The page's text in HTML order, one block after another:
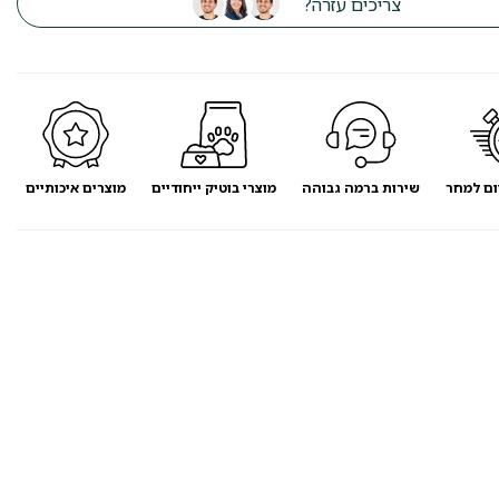
למחר שירות ברמה גבוהה מוצרי בוטיק ייחודיים מוצרים איכותיים